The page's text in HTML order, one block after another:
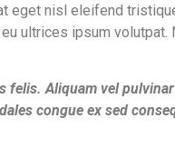
nisl eleifend
ultrices ipsum
Aliquam vel
congue ex sed